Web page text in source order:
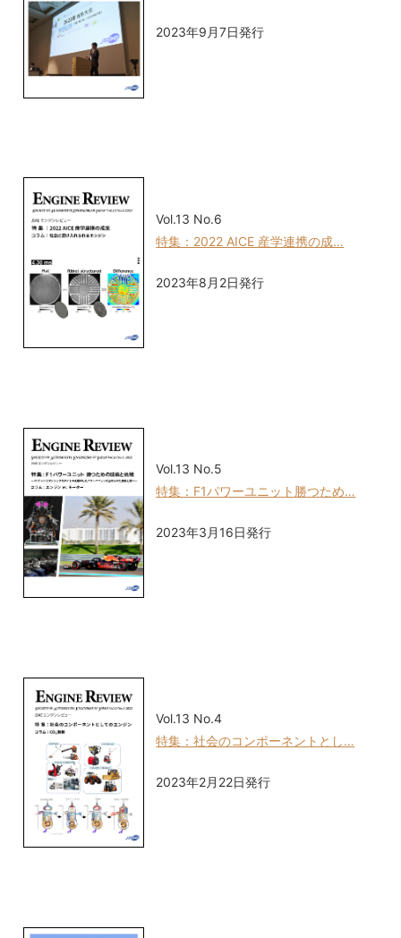
2023年9月7日発行
Vol.13 No.6
特集：2022 AICE 産学連携の成…
2023年8月2日発行
Vol.13 No.5
特集：F1パワーユニット勝つため…
2023年3月16日発行
Vol.13 No.4
特集：社会のコンポーネントとし…
2023年2月22日発行